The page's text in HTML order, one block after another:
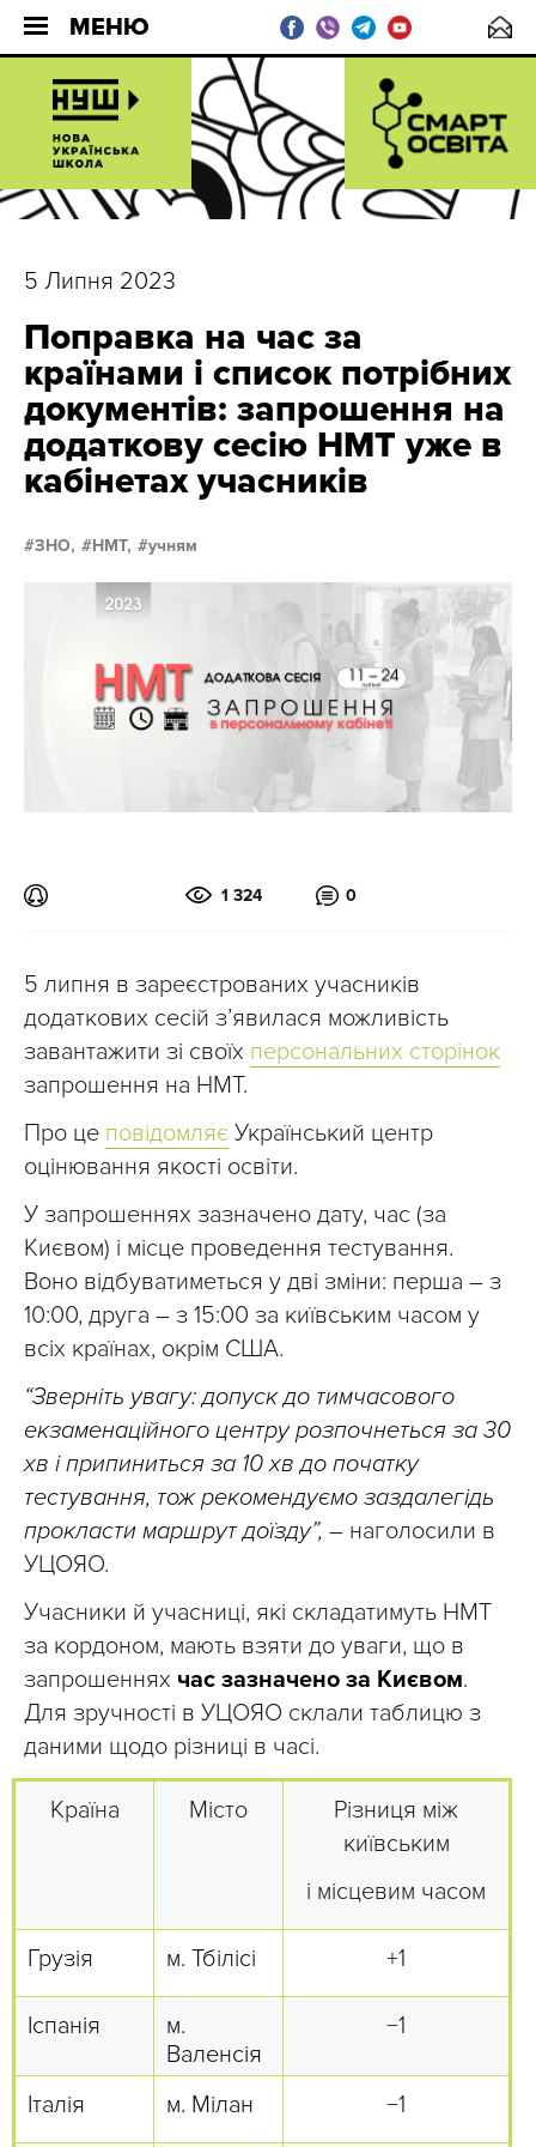
МЕНЮ
5 Липня 2023
Поправка на час за
країнами і список потрібних
документів: запрошення на
додаткову сесію НМТ уже в
кабінетах учасників
ЗНО, НМТ, учням
1 324 0
5 липня в зареєстрованих учасників
додаткових сесій з’явилася можливість
завантажити зі своїх персональних сторінок
запрошення на НМТ.
Про це повідомляє Український центр
оцінювання якості освіти.
У запрошеннях зазначено дату, час (за
Києвом) і місце проведення тестування.
Воно відбуватиметься у дві зміни: перша – з
10:00, друга – з 15:00 за київським часом у
всіх країнах, окрім США.
“Зверніть увагу: допуск до тимчасового
екзаменаційного центру розпочнеться за 30
хв і припиниться за 10 хв до початку
тестування, тож рекомендуємо заздалегідь
прокласти маршрут доїзду”, – наголосили в
УЦОЯО.
Учасники й учасниці, які складатимуть НМТ
за кордоном, мають взяти до уваги, що в
запрошеннях час зазначено за Києвом.
Для зручності в УЦОЯО склали таблицю з
даними щодо різниці в часі.
Країна Місто
Різниця між
київським
і місцевим часом
Грузія м. Тбілісі +1
Іспанія
м.
Валенсія
−1
Італія м. Мілан −1